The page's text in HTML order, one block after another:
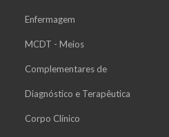
Enfermagem
MCDT - Meios
Complementares de
Diagnóstico e Terapêutica
Corpo Clínico